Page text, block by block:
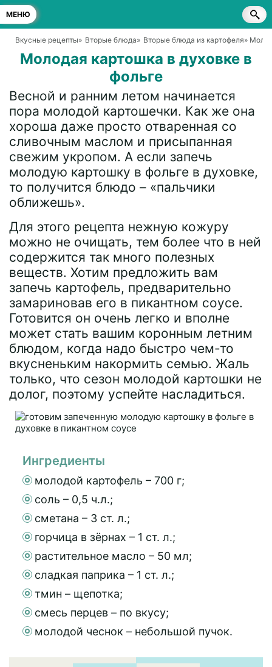
МЕНЮ
Вкусные рецепты» Вторые блюда» Вторые блюда из картофеля»
Молодая картошка в духовке в
фольге
Весной и ранним летом начинается
пора молодой картошечки. Как же она
хороша даже просто отваренная со
сливочным маслом и присыпанная
свежим укропом. А если запечь
молодую картошку в фольге в духовке,
то получится блюдо – «пальчики
оближешь».
Для этого рецепта нежную кожуру
можно не очищать, тем более что в ней
содержится так много полезных
веществ. Хотим предложить вам
запечь картофель, предварительно
замариновав его в пикантном соусе.
Готовится он очень легко и вполне
может стать вашим коронным летним
блюдом, когда надо быстро чем-то
вкусненьким накормить семью. Жаль
только, что сезон молодой картошки не
долог, поэтому успейте насладиться.
Ингредиенты
молодой картофель – 700 г;
соль – 0,5 ч.л.;
сметана – 3 ст. л.;
горчица в зёрнах – 1 ст. л.;
растительное масло – 50 мл;
сладкая паприка – 1 ст. л.;
тмин – щепотка;
смесь перцев – по вкусу;
молодой чеснок – небольшой пучок.